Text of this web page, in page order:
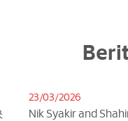
23/03/2026
Nik Syakir and